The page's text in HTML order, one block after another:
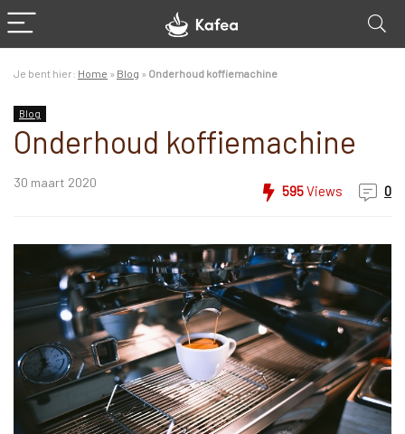
Je bent hier: Home » Blog » Onderhoud koffiemachine
Blog
Onderhoud koffiemachine
30 maart 2020
595Views 0